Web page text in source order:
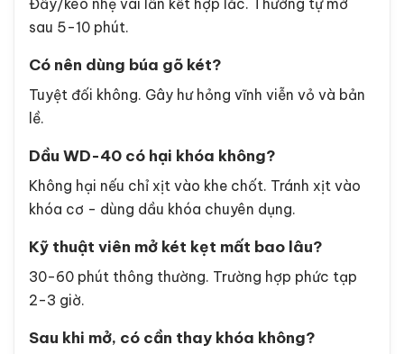
Đẩy/kéo nhẹ vài lần kết hợp lắc. Thường tự mở
sau 5-10 phút.
Có nên dùng búa gõ két?
Tuyệt đối không. Gây hư hỏng vĩnh viễn vỏ và bản
lề.
Dầu WD-40 có hại khóa không?
Không hại nếu chỉ xịt vào khe chốt. Tránh xịt vào
khóa cơ - dùng dầu khóa chuyên dụng.
Kỹ thuật viên mở két kẹt mất bao lâu?
30-60 phút thông thường. Trường hợp phức tạp
2-3 giờ.
Sau khi mở, có cần thay khóa không?